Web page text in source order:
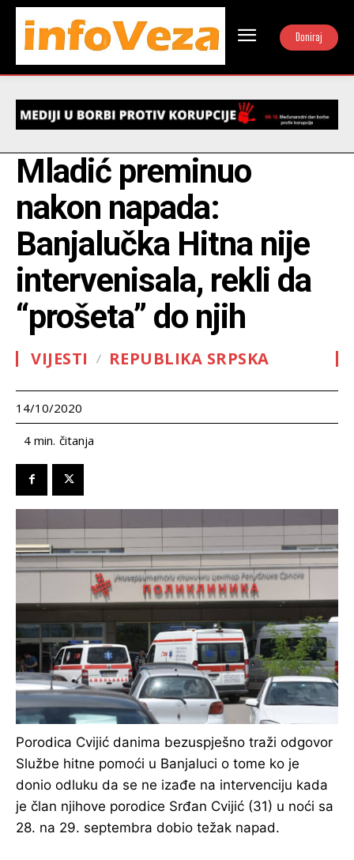
Doniraj
Mladić preminuo
nakon napada:
Banjalučka Hitna nije
intervenisala, rekli da
“prošeta” do njih
VIJESTI REPUBLIKA SRPSKA
14/10/2020
4 min. čitanja
Porodica Cvijić danima bezuspješno traži odgovor
Službe hitne pomoći u Banjaluci o tome ko je
donio odluku da se ne izađe na intervenciju kada
je član njihove porodice Srđan Cvijić (31) u noći sa
28. na 29. septembra dobio težak napad.